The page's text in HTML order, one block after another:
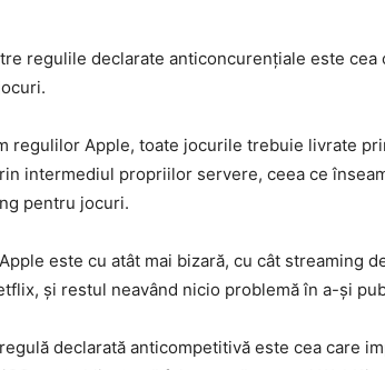
regulile declarate anticoncurenţiale este
regulilor Apple, toate jocurile trebuie livrate
intermediul propriilor servere, ceea ce
pentru jocuri.
este cu atât mai bizară, cu cât streaming
şi restul neavând nicio problemă în a-şi
declarată anticompetitivă este cea care